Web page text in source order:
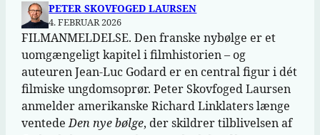
PETER SKOVFOGED LAURSEN
4. FEBRUAR 2026
FILMANMELDELSE. Den franske nybølge er et
uomgængeligt kapitel i filmhistorien – og
auteuren Jean-Luc Godard er en central figur i dét
filmiske ungdomsoprør. Peter Skovfoged Laursen
anmelder amerikanske Richard Linklaters længe
ventedeDen nye bølge, der skildrer tilblivelsen af